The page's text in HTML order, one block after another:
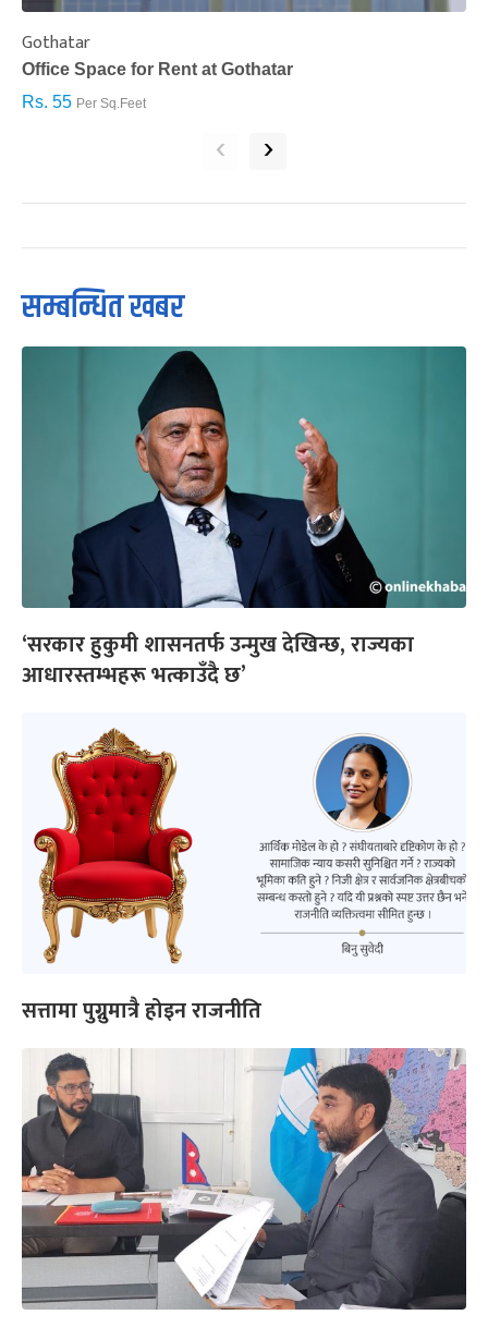
Gothatar
Office Space for Rent at Gothatar
Rs. 55 Per Sq.Feet
‹ ›
सम्बन्धित खबर
‘सरकार हुकुमी शासनतर्फ उन्मुख देखिन्छ, राज्यका
आधारस्तम्भहरू भत्काउँदै छ’
सत्तामा पुग्नुमात्रै होइन राजनीति